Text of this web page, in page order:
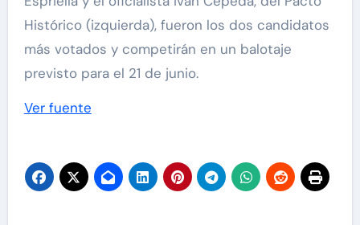
Histórico (izquierda), fueron los dos candidatos
más votados y competirán en un balotaje
previsto para el 21 de junio.
Ver fuente